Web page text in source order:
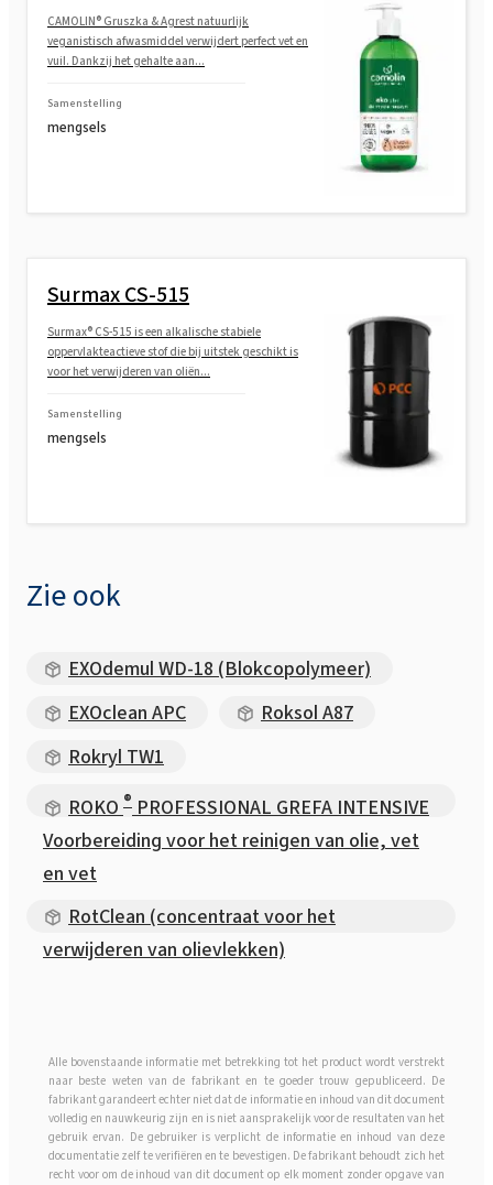
CAMOLIN® Gruszka & Agrest natuurlijk
veganistisch afwasmiddel verwijdert perfect vet en
vuil. Dankzij het gehalte aan...
Samenstelling
mengsels
Surmax CS-515
Surmax® CS-515 is een alkalische stabiele
oppervlakteactieve stof die bij uitstek geschikt is
voor het verwijderen van oliën...
Samenstelling
mengsels
Zie ook
EXOdemul WD-18 (Blokcopolymeer)
EXOclean APC
Roksol A87
Rokryl TW1
ROKO ® PROFESSIONAL GREFA INTENSIVE
Voorbereiding voor het reinigen van olie, vet
en vet
RotClean (concentraat voor het
verwijderen van olievlekken)
Alle bovenstaande informatie met betrekking tot het product wordt verstrekt
naar beste weten van de fabrikant en te goeder trouw gepubliceerd. De
fabrikant garandeert echter niet dat de informatie en inhoud van dit document
volledig en nauwkeurig zijn en is niet aansprakelijk voor de resultaten van het
gebruik ervan. De gebruiker is verplicht de informatie en inhoud van deze
documentatie zelf te verifiëren en te bevestigen. De fabrikant behoudt zich het
recht voor om de inhoud van dit document op elk moment zonder opgave van